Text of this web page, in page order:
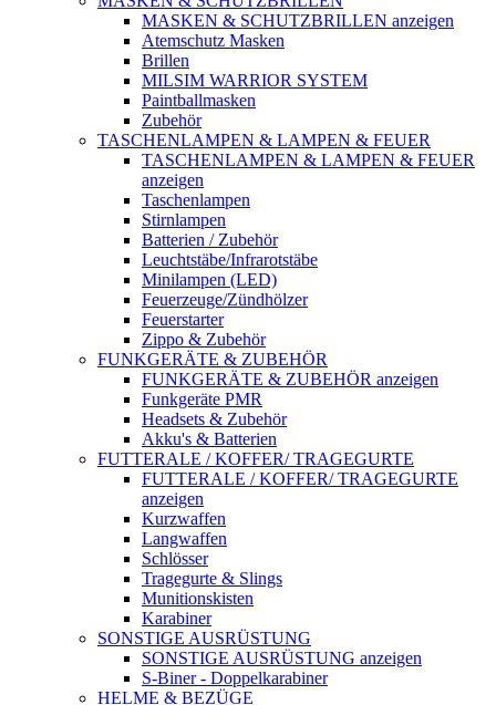
MASKEN & SCHUTZBRILLEN anzeigen
Atemschutz Masken
Brillen
MILSIM WARRIOR SYSTEM
Paintballmasken
Zubehör
TASCHENLAMPEN & LAMPEN & FEUER
TASCHENLAMPEN & LAMPEN & FEUER
anzeigen
Taschenlampen
Stirnlampen
Batterien / Zubehör
Leuchtstäbe/Infrarotstäbe
Minilampen (LED)
Feuerzeuge/Zündhölzer
Feuerstarter
Zippo & Zubehör
FUNKGERÄTE & ZUBEHÖR
FUNKGERÄTE & ZUBEHÖR anzeigen
Funkgeräte PMR
Headsets & Zubehör
Akku's & Batterien
FUTTERALE / KOFFER/ TRAGEGURTE
FUTTERALE / KOFFER/ TRAGEGURTE
anzeigen
Kurzwaffen
Langwaffen
Schlösser
Tragegurte & Slings
Munitionskisten
Karabiner
SONSTIGE AUSRÜSTUNG
SONSTIGE AUSRÜSTUNG anzeigen
S-Biner - Doppelkarabiner
HELME & BEZÜGE